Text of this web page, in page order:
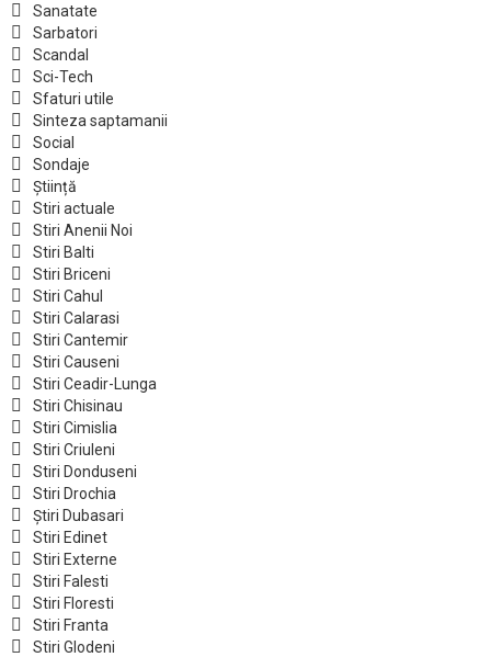
Sanatate
Sarbatori
Scandal
Sci-Tech
Sfaturi utile
Sinteza saptamanii
Social
Sondaje
Știință
Stiri actuale
Stiri Anenii Noi
Stiri Balti
Stiri Briceni
Stiri Cahul
Stiri Calarasi
Stiri Cantemir
Stiri Causeni
Stiri Ceadir-Lunga
Stiri Chisinau
Stiri Cimislia
Stiri Criuleni
Stiri Donduseni
Stiri Drochia
Știri Dubasari
Stiri Edinet
Stiri Externe
Stiri Falesti
Stiri Floresti
Stiri Franta
Stiri Glodeni